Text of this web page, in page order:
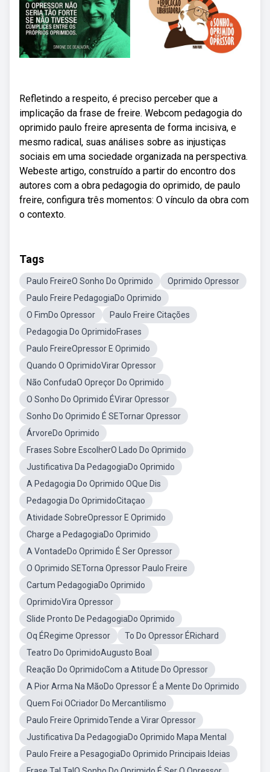
Refletindo a respeito, é preciso perceber que a
implicação da frase de freire. Webcom pedagogia do
oprimido paulo freire apresenta de forma incisiva, e
mesmo radical, suas análises sobre as injustiças
sociais em uma sociedade organizada na perspectiva.
Webeste artigo, construído a partir do encontro dos
autores com a obra pedagogia do oprimido, de paulo
freire, configura três momentos: O vínculo da obra com
o contexto.
Tags
Paulo FreireO Sonho Do Oprimido
Oprimido Opressor
Paulo Freire PedagogiaDo Oprimido
O FimDo Opressor
Paulo Freire Citações
Pedagogia Do OprimidoFrases
Paulo FreireOpressor E Oprimido
Quando O OprimidoVirar Opressor
Não ConfudaO Opreçor Do Oprimido
O Sonho Do Oprimido ÉVirar Opressor
Sonho Do Oprimido É SETornar Opressor
ÁrvoreDo Oprimido
Frases Sobre EscolherO Lado Do Oprimido
Justificativa Da PedagogiaDo Oprimido
A Pedagogia Do Oprimido OQue Dis
Pedagogia Do OprimidoCitaçao
Atividade SobreOpressor E Oprimido
Charge a PedagogiaDo Oprimido
A VontadeDo Oprimido É Ser Opressor
O Oprimido SETorna Opressor Paulo Freire
Cartum PedagogiaDo Oprimido
OprimidoVira Opressor
Slide Pronto De PedagogiaDo Oprimido
Oq ÉRegime Opressor
To Do Opressor ÉRichard
Teatro Do OprimidoAugusto Boal
Reação Do OprimidoCom a Atitude Do Opressor
A Pior Arma Na MãoDo Opressor É a Mente Do Oprimido
Quem Foi OCriador Do Mercantilismo
Paulo Freire OprimidoTende a Virar Opressor
Justificativa Da PedagogiaDo Oprimido Mapa Mental
Paulo Freire a PesagogiaDo Oprimido Principais Ideias